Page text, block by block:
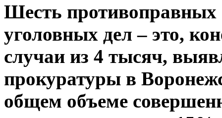
Шесть противоправных
уголовных дел – это,
случаи из 4 тысяч,
прокуратуры в
общем объеме